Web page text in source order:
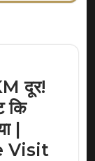
दूर!
कि
|
Visit